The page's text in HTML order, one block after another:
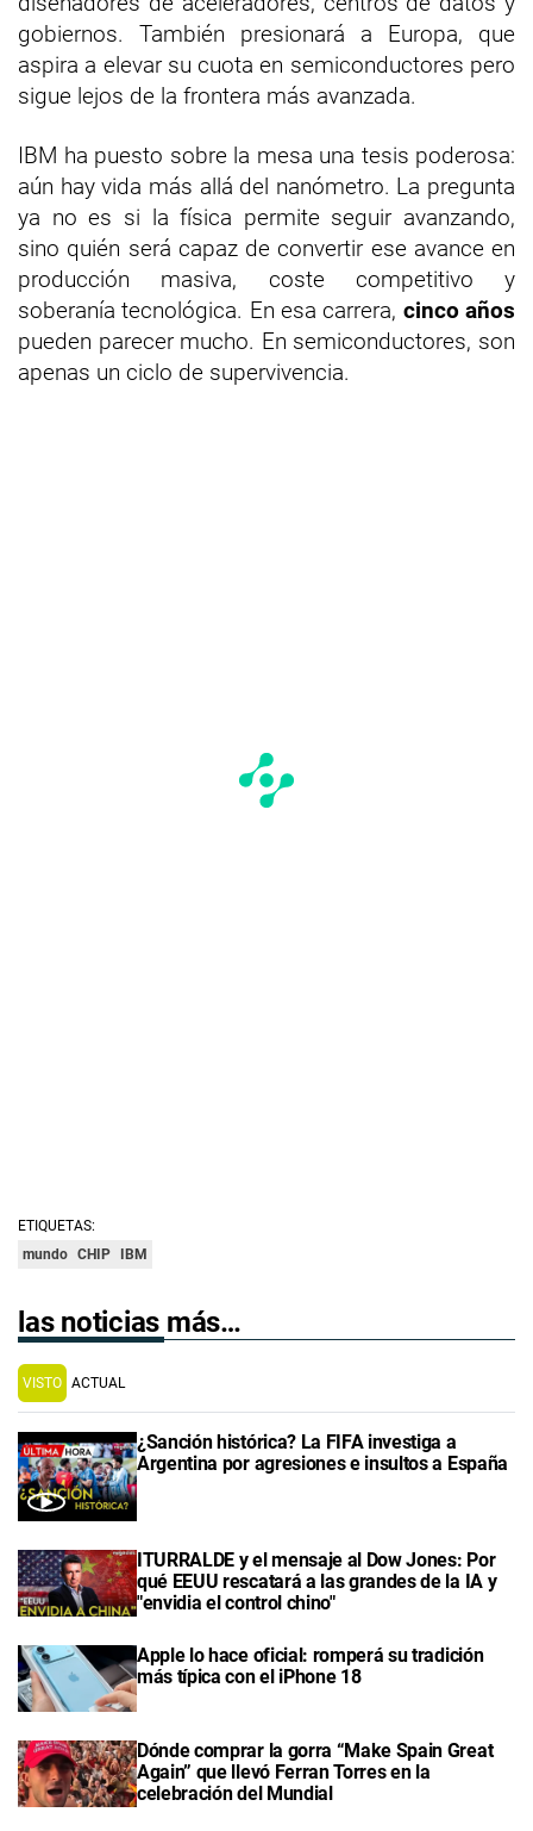
gobiernos. También presionará a Europa, que
aspira a elevar su cuota en semiconductores pero
sigue lejos de la frontera más avanzada.
IBM ha puesto sobre la mesa una tesis poderosa:
aún hay vida más allá del nanómetro. La pregunta
ya no es si la física permite seguir avanzando,
sino quién será capaz de convertir ese avance en
producción masiva, coste competitivo y
soberanía tecnológica. En esa carrera, cinco años
pueden parecer mucho. En semiconductores, son
apenas un ciclo de supervivencia.
ETIQUETAS:
mundo CHIP IBM
las noticias más…
VISTO ACTUAL
¿Sanción histórica? La FIFA investiga a
Argentina por agresiones e insultos a España
ITURRALDE y el mensaje al Dow Jones: Por
qué EEUU rescatará a las grandes de la IA y
"envidia el control chino"
Apple lo hace oficial: romperá su tradición
más típica con el iPhone 18
Dónde comprar la gorra “Make Spain Great
Again” que llevó Ferran Torres en la
celebración del Mundial